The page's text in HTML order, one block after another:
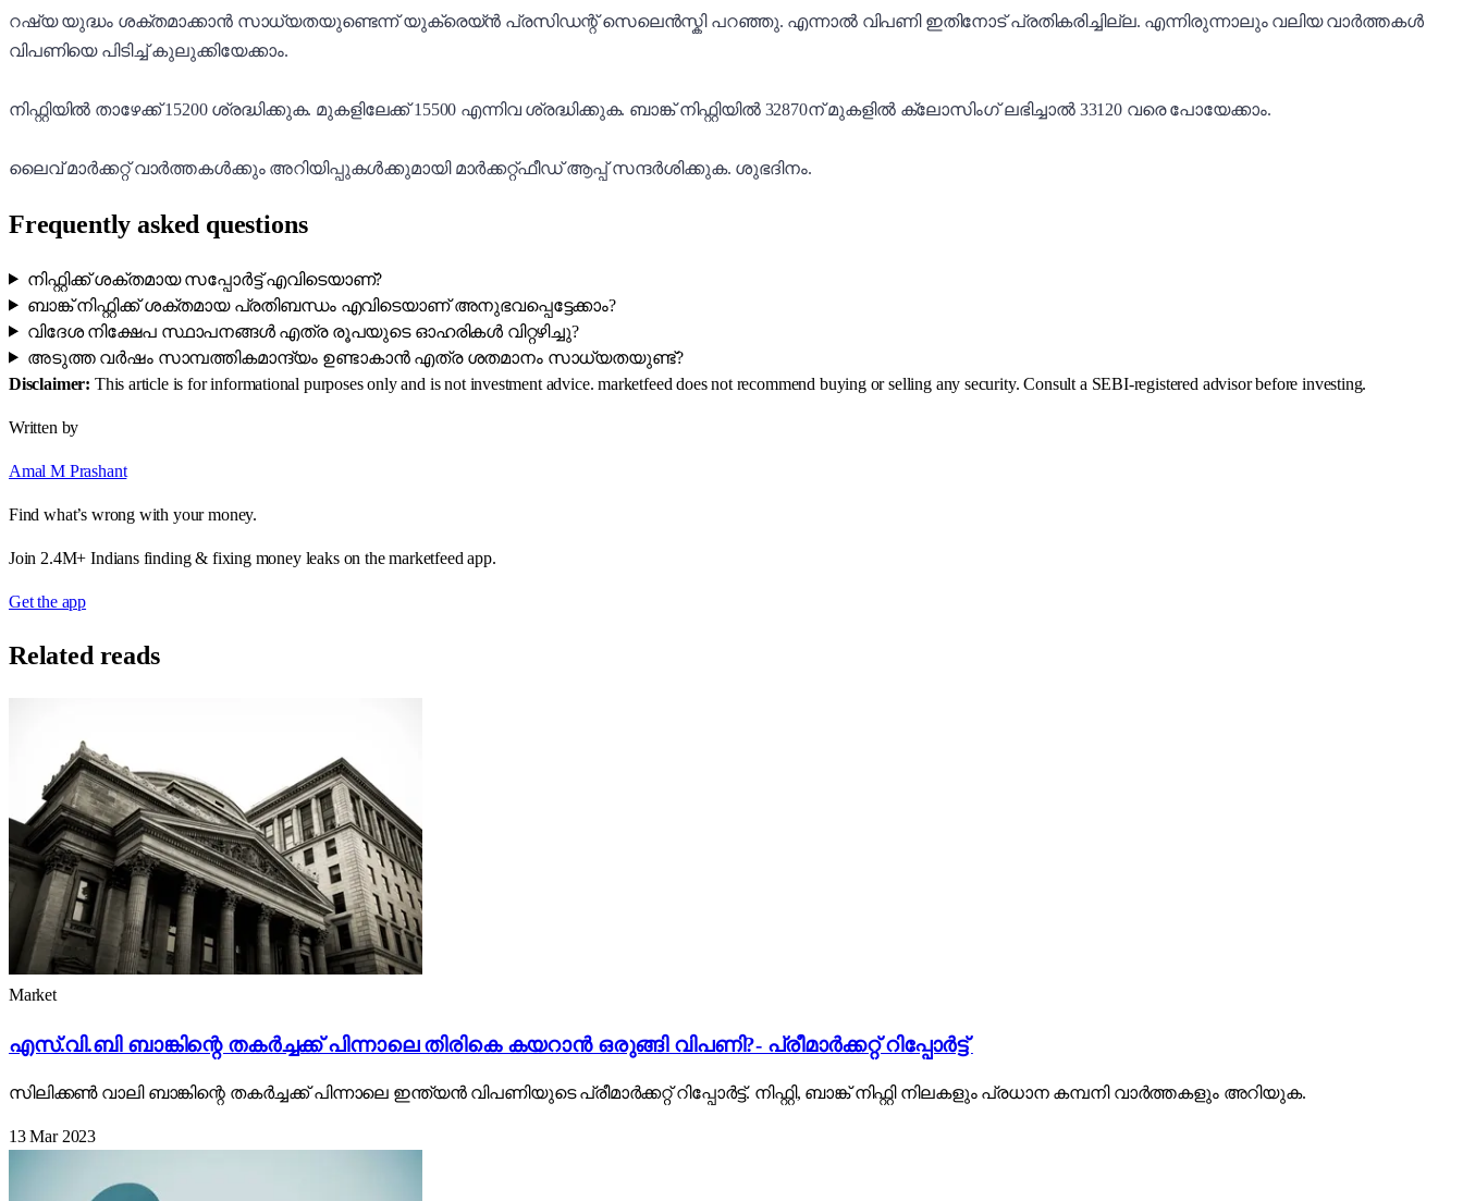
റഷ്യ യുദ്ധം ശക്തമാക്കാൻ സാധ്യതയുണ്ടെന്ന് യുക്രെയ്ൻ പ്രസിഡന്റ് സെലെൻസ്കി പറഞ്ഞു. എന്നാൽ വിപണി ഇതിനോട് പ്രതികരിച്ചില്ല. എന്നിരുന്നാലും വലിയ വാർത്തകൾ
വിപണിയെ പിടിച്ച് കുലുക്കിയേക്കാം.
നിഫ്റ്റിയിൽ താഴേക്ക് 15200 ശ്രദ്ധിക്കുക. മുകളിലേക്ക് 15500 എന്നിവ ശ്രദ്ധിക്കുക. ബാങ്ക് നിഫ്റ്റിയിൽ 32870ന് മുകളിൽ ക്ലോസിംഗ് ലഭിച്ചാൽ 33120 വരെ പോയേക്കാം.
ലൈവ് മാർക്കറ്റ് വാർത്തകൾക്കും അറിയിപ്പുകൾക്കുമായി മാർക്കറ്റ്ഫീഡ് ആപ്പ് സന്ദർശിക്കുക. ശുഭദിനം.
Frequently asked questions
നിഫ്റ്റിക്ക് ശക്തമായ സപ്പോർട്ട് എവിടെയാണ്?
ബാങ്ക് നിഫ്റ്റിക്ക് ശക്തമായ പ്രതിബന്ധം എവിടെയാണ് അനുഭവപ്പെട്ടേക്കാം?
വിദേശ നിക്ഷേപ സ്ഥാപനങ്ങൾ എത്ര രൂപയുടെ ഓഹരികൾ വിറ്റഴിച്ചു?
അടുത്ത വർഷം സാമ്പത്തികമാന്ദ്യം ഉണ്ടാകാൻ എത്ര ശതമാനം സാധ്യതയുണ്ട്?
Disclaimer: This article is for informational purposes only and is not investment advice. marketfeed does not recommend buying or selling any security. Consult a SEBI-registered advisor before investing.
Written by
Amal M Prashant
Find what’s wrong with your money.
Join 2.4M+ Indians finding & fixing money leaks on the marketfeed app.
Get the app
Related reads
Market
എസ്.വി.ബി ബാങ്കിന്റെ തകർച്ചക്ക് പിന്നാലെ തിരികെ കയറാൻ ഒരുങ്ങി വിപണി?- പ്രീമാർക്കറ്റ് റിപ്പോർട്ട്
സിലിക്കൺ വാലി ബാങ്കിന്റെ തകർച്ചക്ക് പിന്നാലെ ഇന്ത്യൻ വിപണിയുടെ പ്രീമാർക്കറ്റ് റിപ്പോർട്ട്. നിഫ്റ്റി, ബാങ്ക് നിഫ്റ്റി നിലകളും പ്രധാന കമ്പനി വാർത്തകളും അറിയുക.
13 Mar 2023